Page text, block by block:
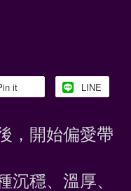
it LINE
，開始偏愛帶
沉穩、溫厚、